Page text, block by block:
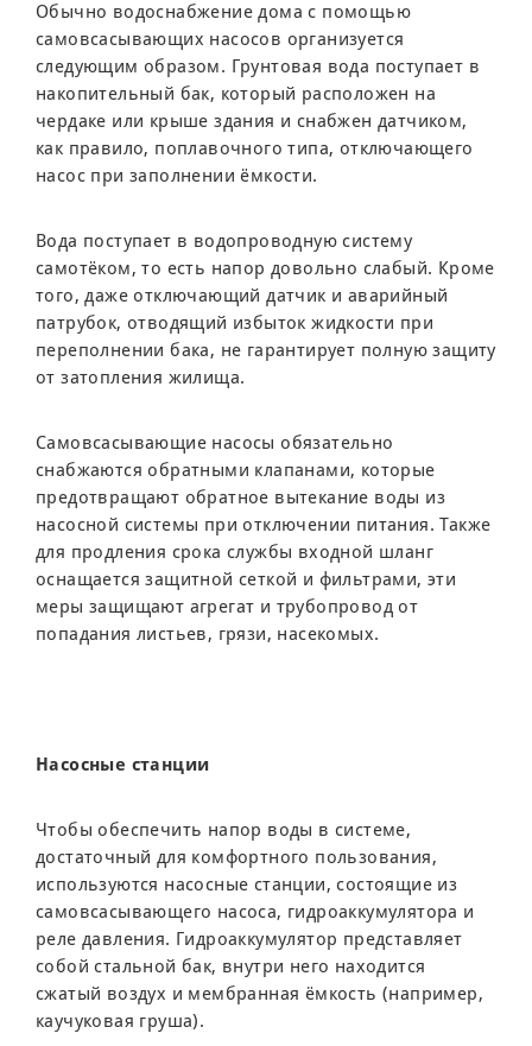
Обычно водоснабжение дома с помощью
самовсасывающих насосов организуется
следующим образом. Грунтовая вода поступает в
накопительный бак, который расположен на
чердаке или крыше здания и снабжен датчиком,
как правило, поплавочного типа, отключающего
насос при заполнении ёмкости.
Вода поступает в водопроводную систему
самотёком, то есть напор довольно слабый. Кроме
того, даже отключающий датчик и аварийный
патрубок, отводящий избыток жидкости при
переполнении бака, не гарантирует полную защиту
от затопления жилища.
Самовсасывающие насосы обязательно
снабжаются обратными клапанами, которые
предотвращают обратное вытекание воды из
насосной системы при отключении питания. Также
для продления срока службы входной шланг
оснащается защитной сеткой и фильтрами, эти
меры защищают агрегат и трубопровод от
попадания листьев, грязи, насекомых.
Насосные станции
Чтобы обеспечить напор воды в системе,
достаточный для комфортного пользования,
используются насосные станции, состоящие из
самовсасывающего насоса, гидроаккумулятора и
реле давления. Гидроаккумулятор представляет
собой стальной бак, внутри него находится
сжатый воздух и мембранная ёмкость (например,
каучуковая груша).